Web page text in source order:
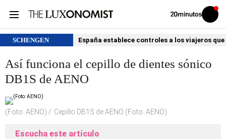
Volver
Iniciar
sesión
SCHENGEN España establece controles a los viajeros
Así funciona el cepillo de dientes sónico
DB1S de AENO
(Foto: AENO) Cepillo DB1S de AENO (Foto: AENO)
Escucha este artículo